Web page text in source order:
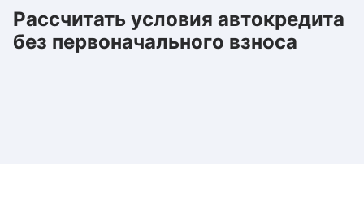
Рассчитать условия автокредита
без первоначального взноса